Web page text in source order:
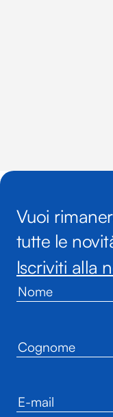
Vuoi
tutte le
Iscriviti alla